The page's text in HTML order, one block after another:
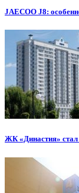
JAECOO J8:
ЖК «Династия» стал